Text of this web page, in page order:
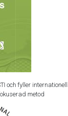
och fyller
metod